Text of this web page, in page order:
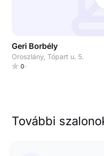
Geri Borbély
Oroszlány, Tópart u. 5.
0
További